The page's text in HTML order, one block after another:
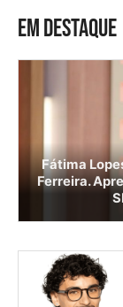
EM DESTAQUE
Fátima
Ferreira.